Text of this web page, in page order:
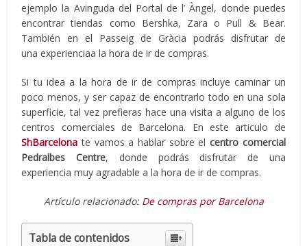
ejemplo la Avinguda del Portal de l’ Àngel, donde puedes
encontrar tiendas como Bershka, Zara o Pull & Bear.
También en el Passeig de Gràcia podrás disfrutar de
una experienciaa la hora de ir de compras.
Si tu idea a la hora de ir de compras incluye caminar un
poco menos, y ser capaz de encontrarlo todo en una sola
superficie, tal vez prefieras hace una visita a alguno de los
centros comerciales de Barcelona. En este articulo de
ShBarcelona te vamos a hablar sobre elcentro comercial
Pedralbes Centre, donde podrás disfrutar de una
experiencia muy agradable a la hora de ir de compras.
Artículo relacionado: De compras por Barcelona
Tabla de contenidos